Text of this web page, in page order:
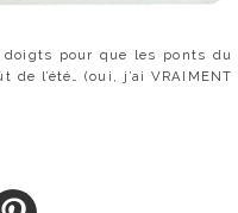
pour que les ponts du
l’été… (oui, j’ai VRAIMENT